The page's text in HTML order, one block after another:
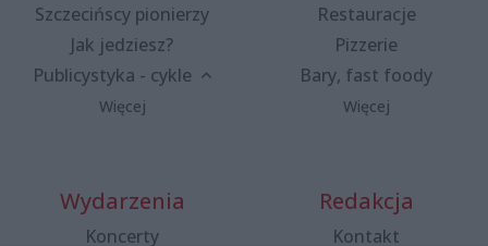
Szczecińscy pionierzy
Jak jedziesz?
Publicystyka - cykle
Więcej
Restauracje
Pizzerie
Bary, fast foody
Więcej
Wydarzenia
Koncerty
Redakcja
Kontakt